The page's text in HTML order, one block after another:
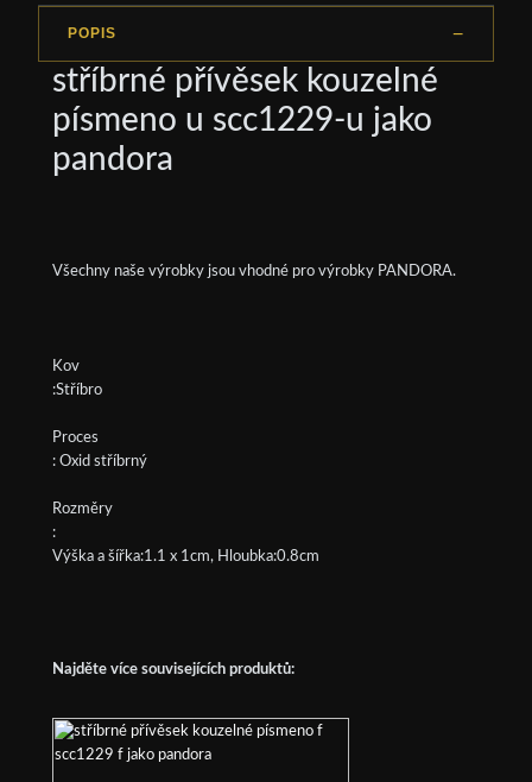
POPIS
stříbrné přívěsek kouzelné
písmeno u scc1229-u jako
pandora
Všechny naše výrobky jsou vhodné pro výrobky PANDORA.
Kov
:Stříbro
Proces
: Oxid stříbrný
Rozměry
:
Výška a šířka:1.1 x 1cm, Hloubka:0.8cm
Najděte více souvisejících produktů: